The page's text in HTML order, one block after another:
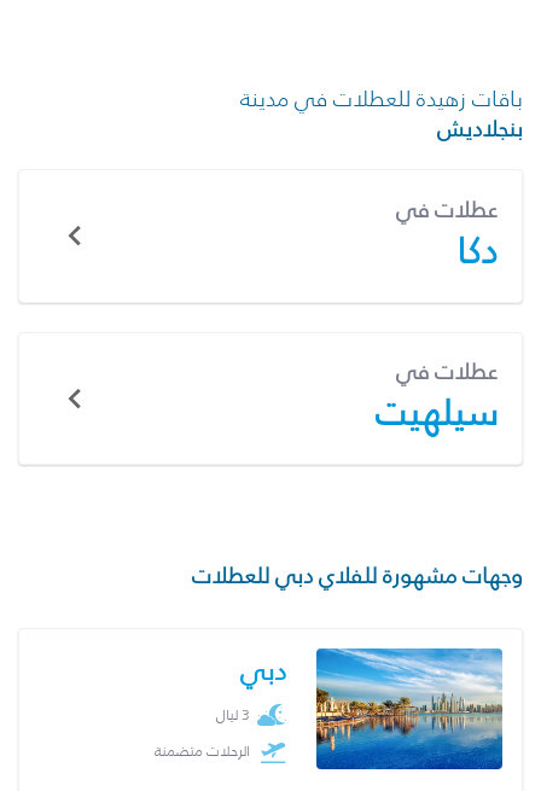
باقات زهيدة للعطلات في مدينة
بنجلاديش
عطلات في
دكا
عطلات في
سيلهيت
وجهات مشهورة للفلاي دبي للعطلات
دبي
3 ليال
الرحلات متضمنة